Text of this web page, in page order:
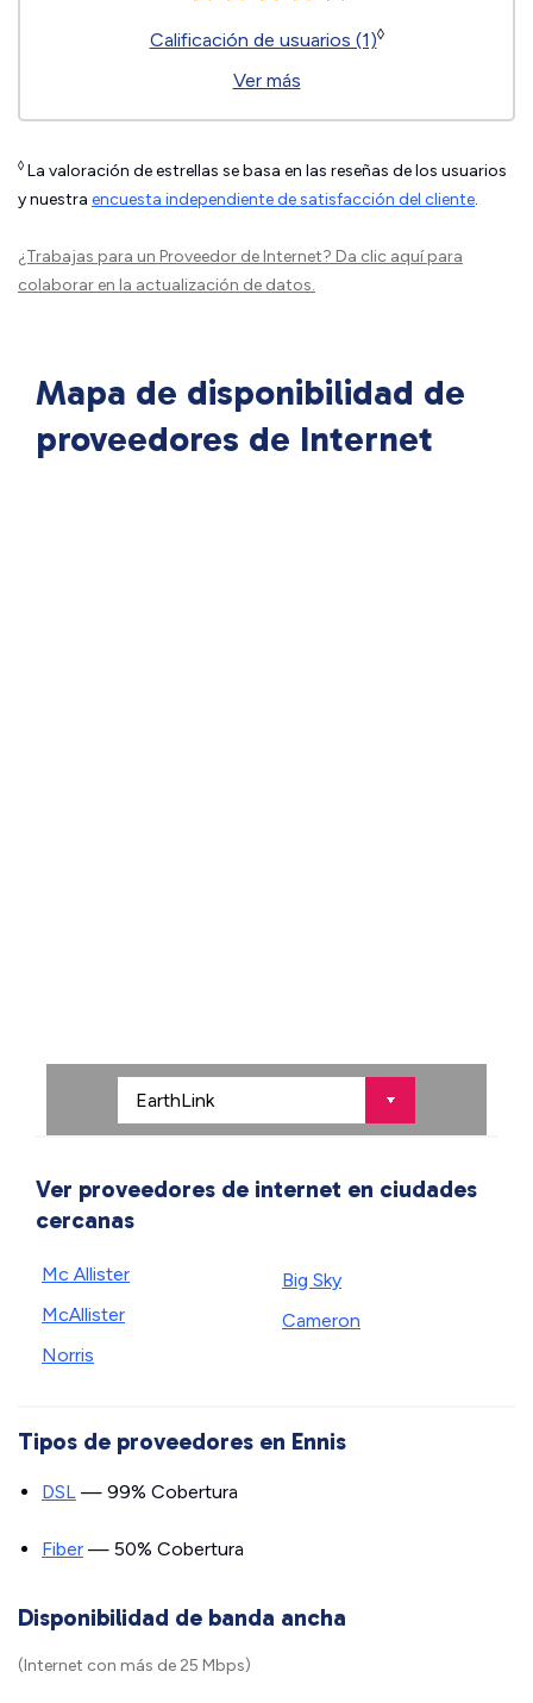
Calificación de usuarios (1)◊
Ver más
◊ La valoración de estrellas se basa en las reseñas de los usuarios
y nuestra encuesta independiente de satisfacción del cliente.
¿Trabajas para un Proveedor de Internet? Da clic aquípara
colaborar en la actualización de datos.
Mapa de disponibilidad de
proveedores de Internet
Ver proveedores de internet en ciudades
cercanas
Mc Allister
McAllister
Norris
Big Sky
Cameron
Tipos de proveedores en Ennis
DSL — 99% Cobertura
Fiber — 50% Cobertura
Disponibilidad de banda ancha
(Internet con más de 25 Mbps)